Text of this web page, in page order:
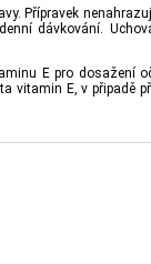
Přípravek
dávkování.
E pro dosažení
vitamin E, v připadě